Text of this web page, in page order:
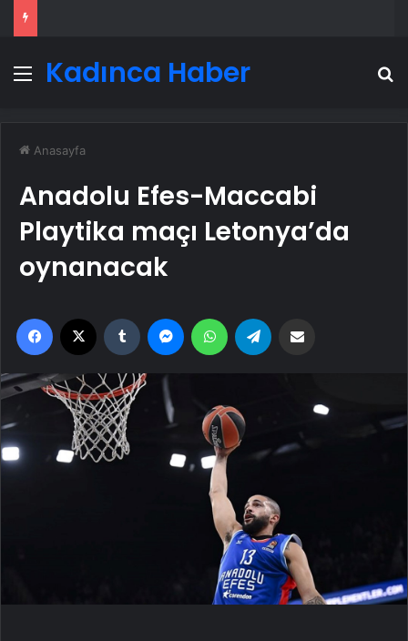
Menü
Kadınca Haber
Anasayfa
Anadolu Efes-Maccabi
Playtika maçı Letonya’da
oynanacak
Facebook Tumblr MessengerWhatsApp